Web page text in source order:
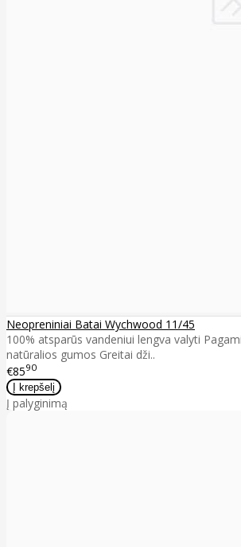
Neopreniniai Batai Wychwood 11/45
100% atsparūs vandeniui lengva valyti
natūralios gumos Greitai dži..
€8590
Į palyginimą